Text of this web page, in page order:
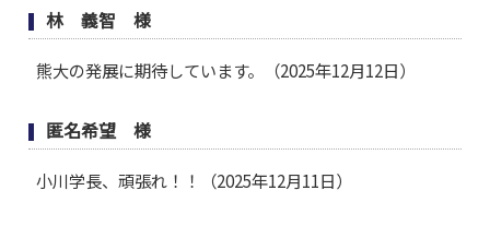
林 義智 様
熊大の発展に期待しています。（2025年12月12日）
匿名希望 様
小川学長、頑張れ！！（2025年12月11日）